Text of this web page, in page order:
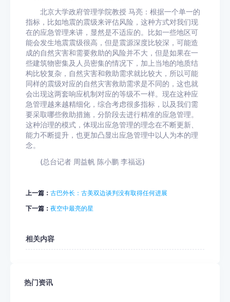
北京大学政府管理学院教授 马亮：根据一个单一的
指标，比如地震的震级来评估风险，这种方式对我们现
在的应急管理来讲，显然是不适应的。比如一些地区可
能会发生地震震级很高，但是震源深度比较深，可能造
成的自然灾害和需要救助的风险并不大，但是如果在一
些建筑物密集及人员密集的情况下，加上当地的地质结
构比较复杂，自然灾害和救助需求就比较大，所以可能
同样的震级对应的自然灾害救助需求是不同的，这也就
会出现这两套响应机制对应的等级不一样。现在这种应
急管理越来越精细化，综合考虑很多指标，以及我们需
要采取哪些救助措施，分阶段去进行精准的应急管理。
这种治理的模式，体现出应急管理的理念在不断更新、
能力不断提升，也更加凸显出应急管理中以人为本的理
念。
(总台记者 周益帆 陈小鹏 李福远)
上一篇： 古巴外长：古美双边谈判没有取得任何进展
下一篇： 夜空中最亮的星
相关内容
热门资讯